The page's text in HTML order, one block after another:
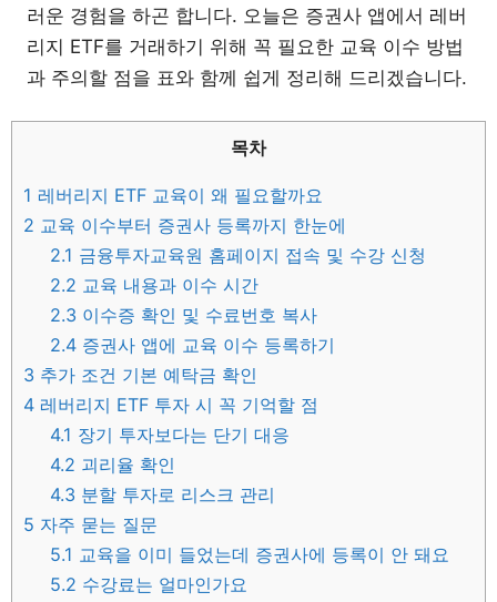
러운 경험을 하곤 합니다. 오늘은 증권사 앱에서 레버
리지 ETF를 거래하기 위해 꼭 필요한 교육 이수 방법
과 주의할 점을 표와 함께 쉽게 정리해 드리겠습니다.
목차
1 레버리지 ETF 교육이 왜 필요할까요
2 교육 이수부터 증권사 등록까지 한눈에
2.1 금융투자교육원 홈페이지 접속 및 수강 신청
2.2 교육 내용과 이수 시간
2.3 이수증 확인 및 수료번호 복사
2.4 증권사 앱에 교육 이수 등록하기
3 추가 조건 기본 예탁금 확인
4 레버리지 ETF 투자 시 꼭 기억할 점
4.1 장기 투자보다는 단기 대응
4.2 괴리율 확인
4.3 분할 투자로 리스크 관리
5 자주 묻는 질문
5.1 교육을 이미 들었는데 증권사에 등록이 안 돼요
5.2 수강료는 얼마인가요